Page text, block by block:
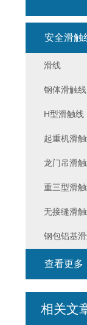
安全滑触
滑线
钢体滑触线
H型滑触线
起重机滑
龙门吊滑
重三型滑
无接缝滑
钢包铝基
查看更多
相关文